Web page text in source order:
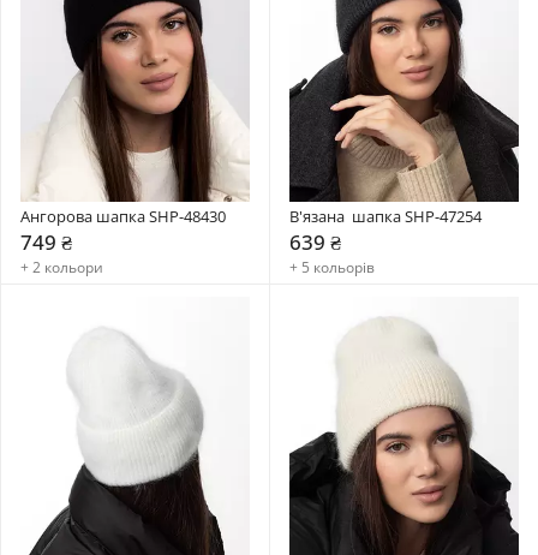
Ангорова шапка SHP-48430
749 ₴
+ 2 кольори
В'язана  шапка SHP-47254
639 ₴
+ 5 кольорів